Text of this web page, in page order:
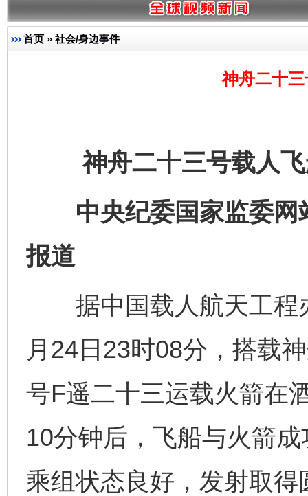
首页 » 社会/身边事件
神舟二十
神舟二十三号载人飞
中央纪委国家监委网
报道
据中国载人航天工程
月24日23时08分，搭载
号F遥二十三运载火箭在
10分钟后，飞船与火箭
乘组状态良好，发射取得